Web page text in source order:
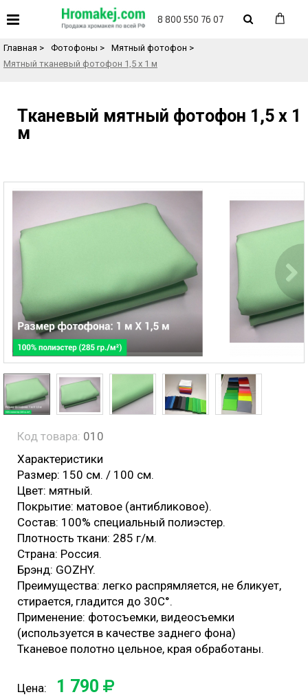
8 800 550 76 07
Назад в каталог товаров
Главная > Фотофоны > Мятный фотофон >
Мятный тканевый фотофон 1,5 х 1 м
Тканевый мятный фотофон 1,5 х 1
м
Код товара: 010
Характеристики
Размер: 150 см. / 100 см.
Цвет: мятный.
Покрытие: матовое (антибликовое).
Состав: 100% специальный полиэстер.
Плотность ткани: 285 г/м.
Страна: Россия.
Брэнд: GOZHY.
Преимущества: легко распрямляется, не бликует,
стирается, гладится до 30С°.
Применение: фотосъемки, видеосъемки
(используется в качестве заднего фона)
Тканевое полотно цельное, края обработаны.
Цена: 1 790